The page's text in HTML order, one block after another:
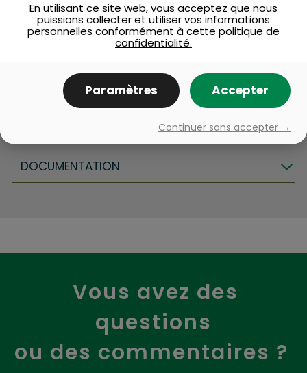
INFO-TRAVAUX
MUNICIPALITÉ
SERVICES AUX CITOYENS
DOCUMENTATION
Vous avez des
questions
ou des commentaires ?
En utilisant ce site web, vous acceptez que nous
puissions collecter et utiliser vos informations
personnelles conformément à cette politique de
confidentialité.
Paramètres Accepter
Continuer sans accepter →